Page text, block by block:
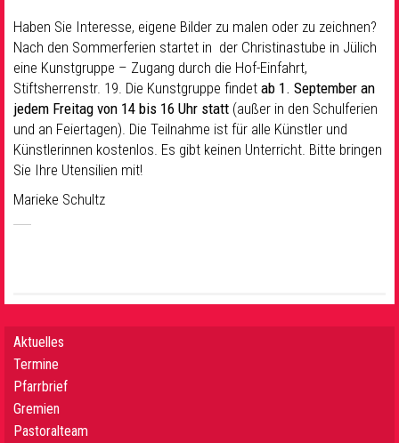
Musik& Kultur
Seelsorge & Kontakt
Haben Sie Interesse, eigene Bilder zu malen oder zu zeichnen?
Nach den Sommerferien startet in der Christinastube in Jülich
eine Kunstgruppe – Zugang durch die Hof-Einfahrt,
Stiftsherrenstr. 19. Die Kunstgruppe findet ab 1. September an
jedem Freitag von 14 bis 16 Uhr statt (außer in den Schulferien
und an Feiertagen). Die Teilnahme ist für alle Künstler und
Künstlerinnen kostenlos. Es gibt keinen Unterricht. Bitte bringen
Sie Ihre Utensilien mit!
Marieke Schultz
Aktuelles
Termine
Pfarrbrief
Gremien
Pastoralteam